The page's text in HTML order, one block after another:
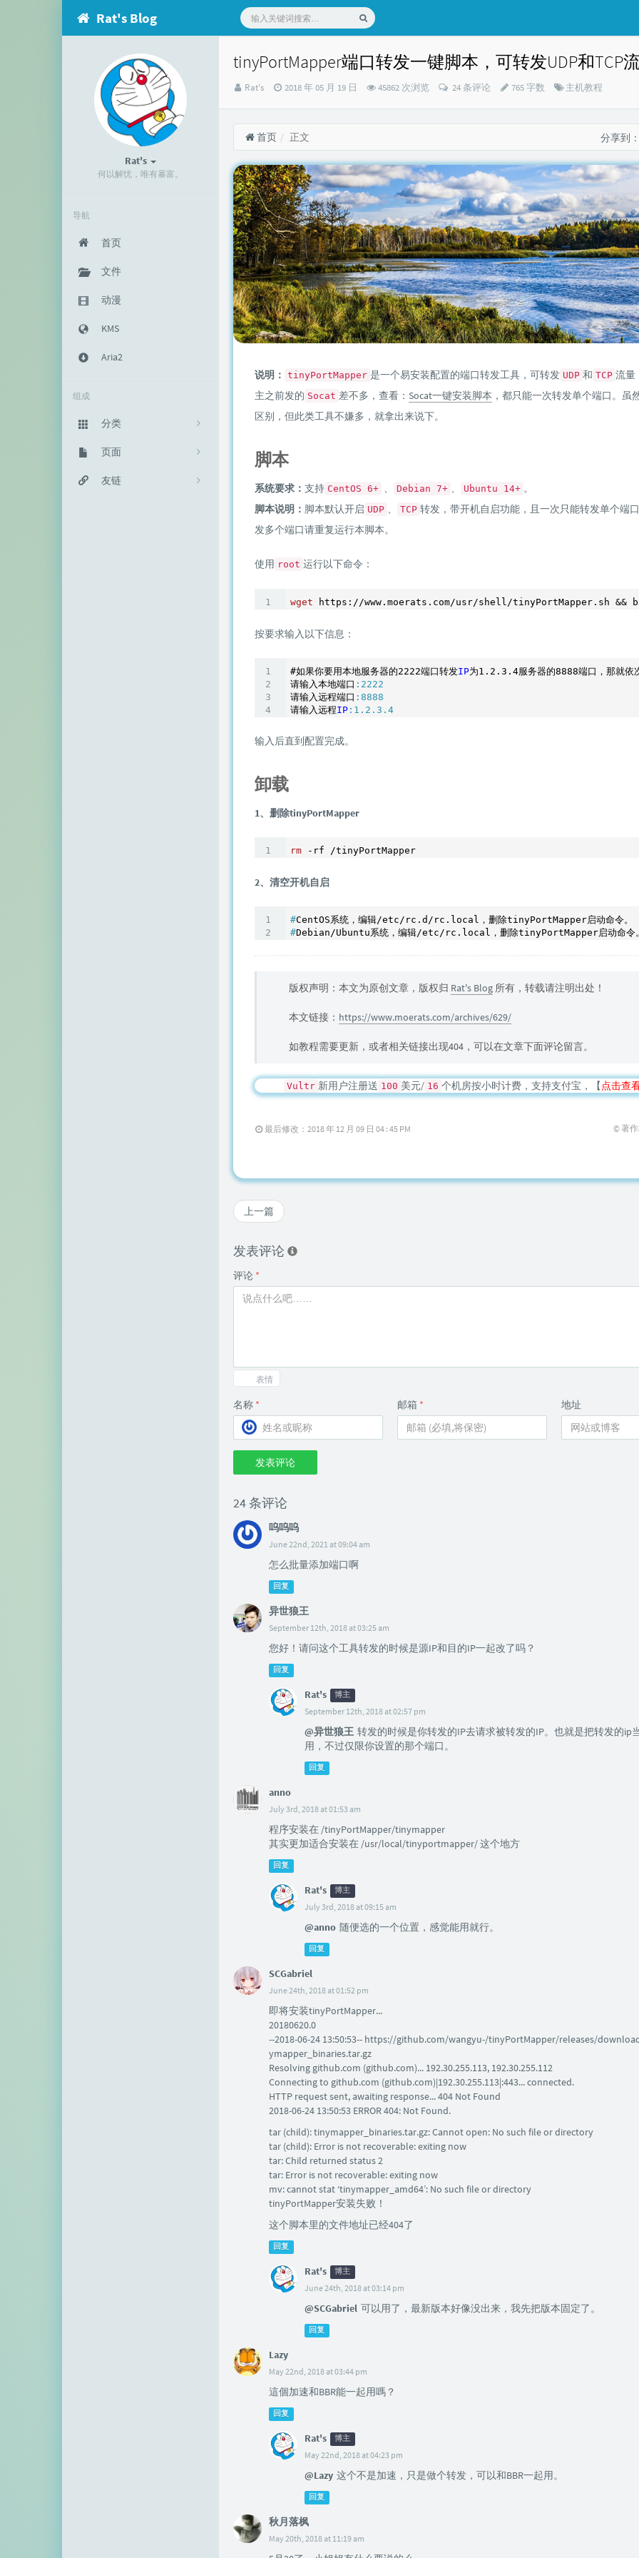
Rat's Blog
Rat's
何以解忧，唯有暴富。
导航
首页
文件
动漫
KMS
Aria2
组成
分类
333
主机教程
235
建站知识
页面
归档栏
友链
tinyPortMapper端口转发一键脚本，可转发UDP和TCP
博
Rat's
发
时
间：
2018 年 05 月 19 日 45862 次浏览 24 条评论 765 字数
分
主机教程
首页 正文 分享到
说明： tinyPortMapper 是一个易安装配置的端口转发工具，可转发 UDP 和 TCP 流量
主之前发的 Socat 差不多，查看： Socat一键安装脚本 ，都只能一次转发单个端口。虽
区别，但此类工具不嫌多，就拿出来说下。
脚本
系统要求： 支持 CentOS 6+ 、 Debian 7+ 、 Ubuntu 14+ 。
脚本说明： 脚本默认开启 UDP 、 TCP 转发，带开机自启功能，且一次只能转发单个端
发多个端口请重复运行本脚本。
使用 root 运行以下命令：
wget
按要求输入以下信息：
#如果你要用本地服务器的2222端口转发IP为1 .2 .3 .4服务器的8888端口，那就依
请输入本地端口 :2222
请输入远程端口 :8888
请输入远程IP :1.2.3.4
输入后直到配置完成。
卸载
1、删除tinyPortMapper
rm
2、清空开机自启
#CentOS系统，编辑/etc/rc.d/rc.local，删除tinyPortMapper启动命令。
#Debian/Ubuntu系统，编辑/etc/rc.local，删除tinyPortMapper启动命令
版权声明：本文为原创文章，版权归 Rat's Blog 所有，转载请注明出处！
本文链接： https://www.moerats.com/archives/629/
如教程需要更新，或者相关链接出现404，可以在文章下面评论留言。
Vultr 新用户注册送 100 美元/ 16 个机房按小时计费，支持支付宝，【 点击查
最后修改：2018 年 12 月 09 日 04 : 45 PM © 著
上一篇
发表评论
评论 *
表情
名称 * 邮箱 * 地址
发表评论
24 条评论
呜呜呜
June 22nd, 2021 at 09:04 am
怎么批量添加端口啊
回复
异世狼王
September 12th, 2018 at 03:25 am
您好！请问这个工具转发的时候是源IP和目的IP一起改了吗？
回复
Rat's 博主
September 12th, 2018 at 02:57 pm
@异世狼王 转发的时候是你转发的IP去请求被转发的IP。也就是把转发的ip
用，不过仅限你设置的那个端口。
回复
anno
July 3rd, 2018 at 01:53 am
程序安装在 /tinyPortMapper/tinymapper
其实更加适合安装在 /usr/local/tinyportmapper/ 这个地方
回复
Rat's 博主
July 3rd, 2018 at 09:15 am
@anno 随便选的一个位置，感觉能用就行。
回复
SCGabriel
June 24th, 2018 at 01:52 pm
即将安装tinyPortMapper...
20180620.0
--2018-06-24 13:50:53-- https://github.com/wangyu-/tinyPortMapper/releases/
ymapper_binaries.tar.gz
Resolving github.com (github.com)... 192.30.255.113, 192.30.255.112
Connecting to github.com (github.com)|192.30.255.113|:443... connected.
HTTP request sent, awaiting response... 404 Not Found
2018-06-24 13:50:53 ERROR 404: Not Found.
tar (child): tinymapper_binaries.tar.gz: Cannot open: No such file or directory
tar (child): Error is not recoverable: exiting now
tar: Child returned status 2
tar: Error is not recoverable: exiting now
mv: cannot stat ‘tinymapper_amd64’: No such file or directory
tinyPortMapper安装失败！
这个脚本里的文件地址已经404了
回复
Rat's 博主
June 24th, 2018 at 03:14 pm
@SCGabriel 可以用了，最新版本好像没出来，我先把版本固定了。
回复
Lazy
May 22nd, 2018 at 03:44 pm
這個加速和BBR能一起用嗎？
回复
Rat's 博主
May 22nd, 2018 at 04:23 pm
@Lazy 这个不是加速，只是做个转发，可以和BBR一起用。
回复
秋月落枫
May 20th, 2018 at 11:19 am